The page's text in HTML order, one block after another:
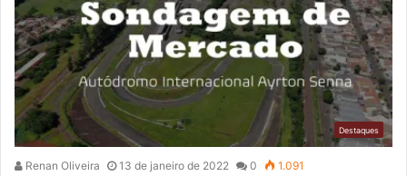
Destaques
Renan Oliveira 13 de janeiro de 2022 0 1.091